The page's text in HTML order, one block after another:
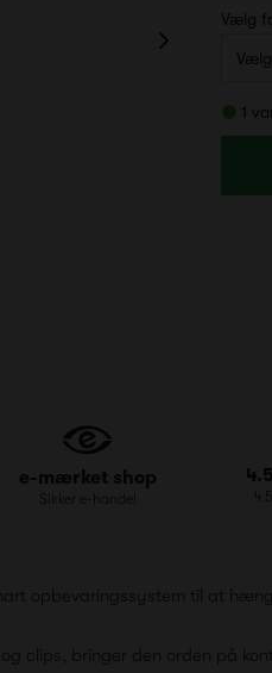
Vælg
1
e-mærket shop
Sikker e-handel
opbevaringssystem til at
clips, bringer den orden på